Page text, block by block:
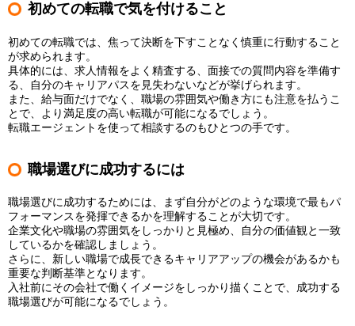
初めての転職で気を付けること
初めての転職では、焦って決断を下すことなく慎重に行動すること
が求められます。
具体的には、求人情報をよく精査する、面接での質問内容を準備す
る、自分のキャリアパスを見失わないなどが挙げられます。
また、給与面だけでなく、職場の雰囲気や働き方にも注意を払うこ
とで、より満足度の高い転職が可能になるでしょう。
転職エージェントを使って相談するのもひとつの手です。
職場選びに成功するには
職場選びに成功するためには、まず自分がどのような環境で最もパ
フォーマンスを発揮できるかを理解することが大切です。
企業文化や職場の雰囲気をしっかりと見極め、自分の価値観と一致
しているかを確認しましょう。
さらに、新しい職場で成長できるキャリアアップの機会があるかも
重要な判断基準となります。
入社前にその会社で働くイメージをしっかり描くことで、成功する
職場選びが可能になるでしょう。